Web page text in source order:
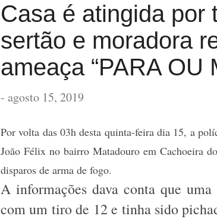
Casa é atingida por
sertão e moradora
ameaça “PARA OU
- agosto 15, 2019
Por volta das 03h desta quinta-feira dia 15, a
João Félix no bairro Matadouro em Cachoeira
disparos de arma de fogo.
A informações dava conta que
com um tiro de 12 e tinha sido